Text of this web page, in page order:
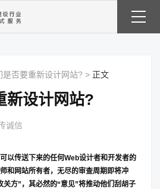
是否要重新设计网站? > 正文
新设计网站?
诚信
以传送下来的任何Web设计者和开发者的
和网站所有者，无尽的审查周期即将冲
关方”，其必然的“意见”将推动他们刮胡子